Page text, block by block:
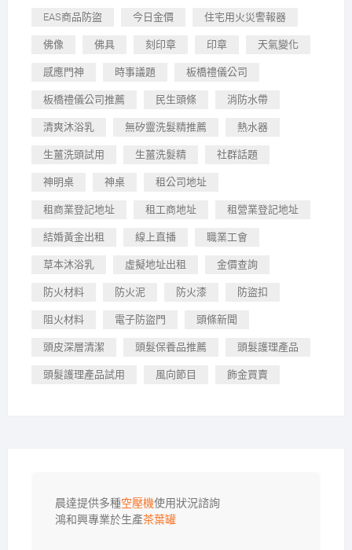
EAS商品防盜 今日金價 住宅用火災警報器
佛像 佛具 刻印章 印章 天氣變化
感應門神 時事議題 板橋禮儀公司
板橋禮儀公司推薦 民生頭條 消防水帶
清爽沐浴乳 無矽靈洗髮精推薦 熱水器
生薑洗頭試用 生薑洗髮精 社群話題
神明桌 神桌 租公司地址
租商業登記地址 租工商地址 租營業登記地址
結婚黃金出租 線上直播 職業工會
草本沐浴乳 虛擬地址出租 金價查詢
防火材料 防火泥 防火漆 防盜扣
阻火材料 電子防盜門 頭條新聞
頭皮深層清潔 頭髮保養品推薦 頭髮護理產品
頭髮護理產品試用 風向節目 飾金買賣
晨達提供多種空壓機使用狀況諮詢
鴻和興專業於生產茶葉罐